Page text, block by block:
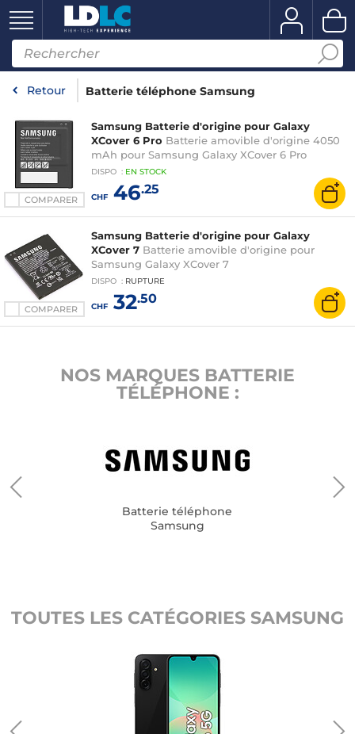
Retour Batterie téléphone Samsung
COMPARER
Samsung Batterie d'origine pour Galaxy
XCover 6 Pro Batterie amovible d'origine 4050
mAh pour Samsung Galaxy XCover 6 Pro
DISPO : EN STOCK
CHF46.25
COMPARER
Samsung Batterie d'origine pour Galaxy
XCover 7 Batterie amovible d'origine pour
Samsung Galaxy XCover 7
DISPO : RUPTURE
CHF32.50
NOS MARQUES BATTERIE
TÉLÉPHONE :
Batterie téléphone
Samsung
TOUTES LES CATÉGORIES SAMSUNG